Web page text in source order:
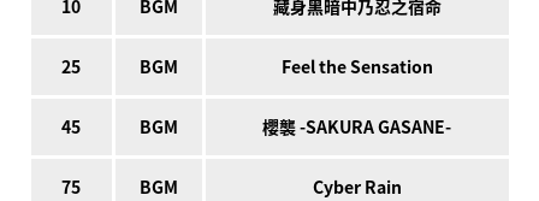
10 BGM 藏身黑暗中乃忍之宿命
25 BGM Feel the Sensation
45 BGM 櫻襲 -SAKURA GASANE-
75 BGM Cyber Rain